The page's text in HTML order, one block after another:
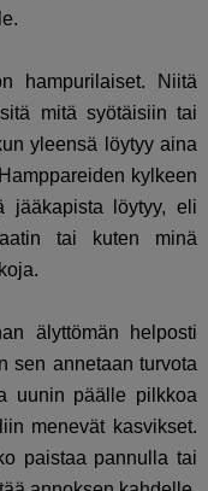
hampurilaiset. Niitä
mitä syötäisiin tai
yleensä löytyy aina
kylkeen
jääkapista löytyy, eli
tai kuten minä
älyttömän helposti
sen annetaan turvota
uunin päälle pilkkoa
menevät kasvikset.
paistaa pannulla tai